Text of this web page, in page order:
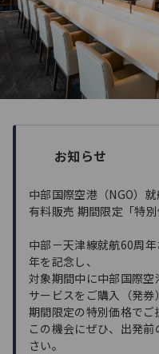
お知らせ
中部国際空港（NGO）
有料販売 期間限定「特
中部－天津線就航60周
年を記念し、
対象期間中に中部国際
サービスをご購入（発券
期間限定の特別価格でご
この機会にぜひ、出発
さい。